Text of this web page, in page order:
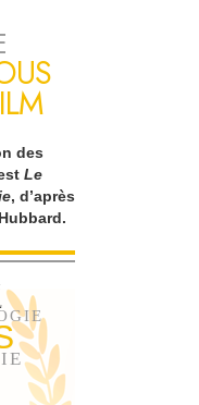
des
Le
, d’après